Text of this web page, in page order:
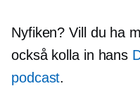
Nyfiken? Vill du ha
också kolla in hans
podcast.